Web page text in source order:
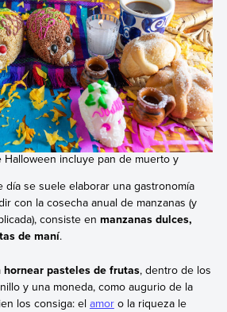
Halloween incluye pan de muerto y
día se suele elaborar una gastronomía
con la cosecha anual de manzanas (y
consiste en manzanas dulces,
de maní.
pasteles de frutas, dentro de los
y una moneda, como augurio de la
los consiga: el amoro la riqueza le